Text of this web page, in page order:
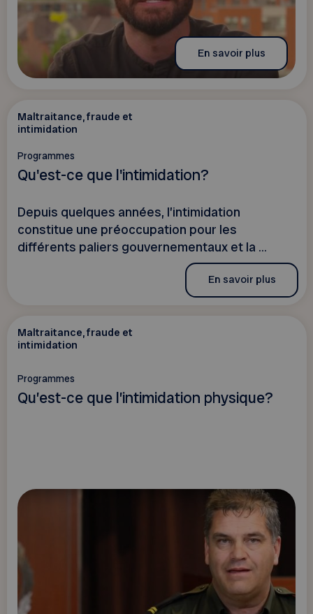
En savoir plus
Maltraitance, fraude et
intimidation
Programmes
Qu'est-ce que l'intimidation?
Depuis quelques années, l’intimidation
constitue une préoccupation pour les
différents paliers gouvernementaux et la ...
En savoir plus
Maltraitance, fraude et
intimidation
Programmes
Qu’est-ce que l’intimidation physique?